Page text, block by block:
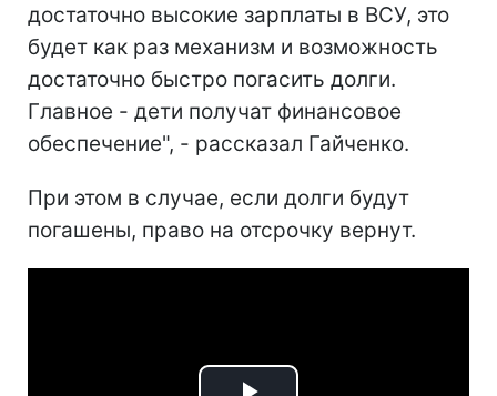
достаточно высокие зарплаты в ВСУ, это
будет как раз механизм и возможность
достаточно быстро погасить долги.
Главное - дети получат финансовое
обеспечение", - рассказал Гайченко.
При этом в случае, если долги будут
погашены, право на отсрочку вернут.